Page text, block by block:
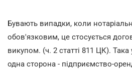
Бувають випадки, коли
обов'язковим, це стосується
викупом. (ч. 2 статті 811 ЦК).
одна сторона - підприємство-